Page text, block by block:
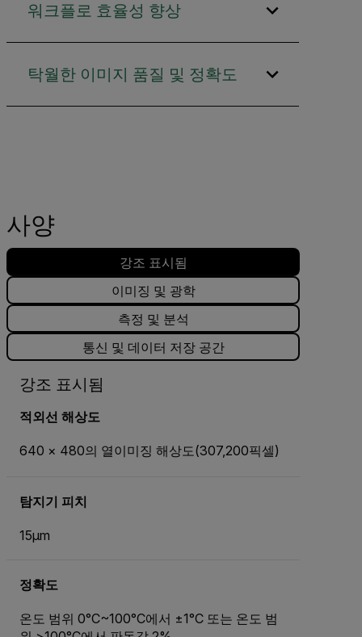
워크플로 효율성 향상
탁월한 이미지 품질 및 정확도
사양
강조 표시됨
이미징 및 광학
측정 및 분석
통신 및 데이터 저장 공간
강조 표시됨
적외선 해상도
640 × 480의 열이미징 해상도(307,200픽셀)
탐지기 피치
15μm
정확도
온도 범위 0°C~100°C에서 ±1°C 또는 온도 범